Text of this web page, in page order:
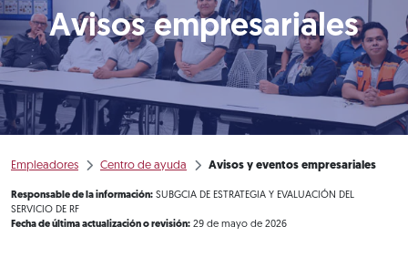
Avisos empresariales
Empleadores Centro de ayuda Avisos y eventos empresariales
Responsable de la información: SUBGCIA DE ESTRATEGIA Y EVALUACIÓN DEL
SERVICIO DE RF
Fecha de última actualización o revisión: 29 de mayo de 2026